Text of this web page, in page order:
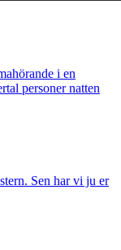
i en
personer natten
Sen har vi ju er